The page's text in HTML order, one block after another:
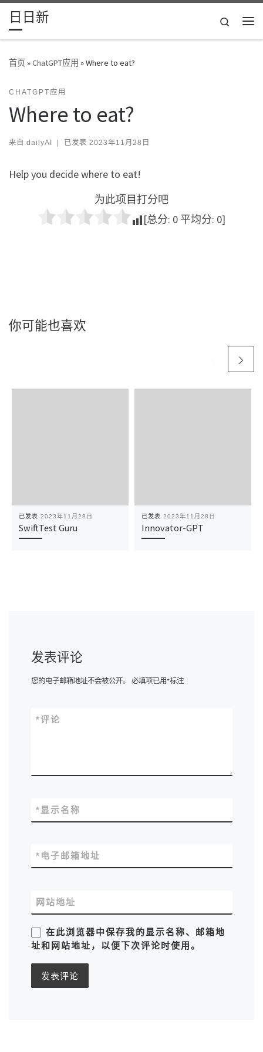
Skip to content
日日新
Search
首页»ChatGPT应用 »Where to eat?
CHATGPT应用
Where to eat?
来自 dailyAI | 已发表 2023年11月28日
Help you decide where to eat!
为此项目打分吧
[总分: 0 平均分: 0]
你可能也喜欢
已发表 2023年11月28日
SwiftTest Guru
已发表 2023年11月28日
Innovator-GPT
发表评论
您的电子邮箱地址不会被公开。 必填项已用*标注
评论
*
显示名称
*
电子邮箱地址
*
网站地址
在此浏览器中保存我的显示名称、邮箱地
址和网站地址，以便下次评论时使用。